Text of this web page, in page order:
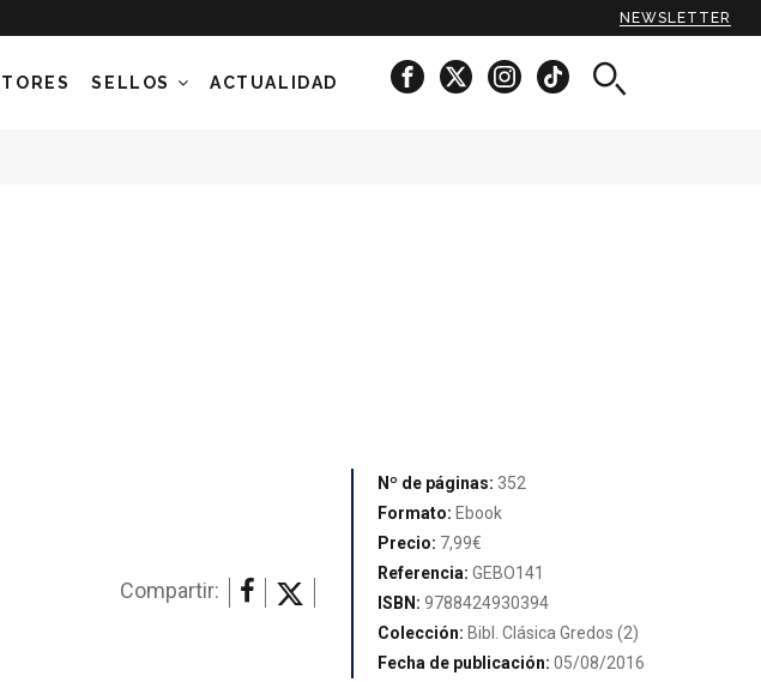
NEWSLETTER
SELLOS ACTUALIDAD
Nº de páginas: 352
Formato: Ebook
Precio: 7,99€
Referencia:GEBO141
ISBN:9788424930394
Colección: Bibl. Clásica Gredos (2)
Fecha de publicación:05/08/2016
Compartir: